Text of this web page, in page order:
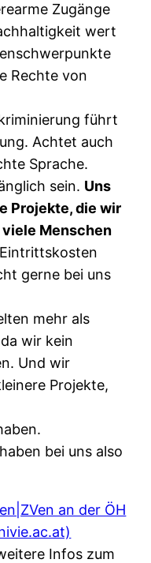
Zugänge
wert
Rechte von
führt
Achtet auch
Sprache.
sein. Uns
Projekte, die wir
Menschen
gerne bei uns
mehr als
wir kein
Und wir
Projekte,
bei uns also
an der ÖH
Infos zum